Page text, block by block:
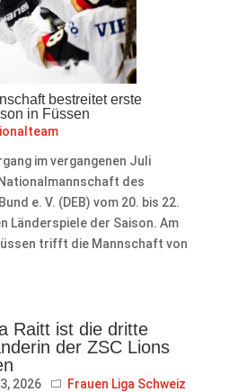
bestreitet erste
in Füssen
im vergangenen Juli
des
e. V. (DEB) vom 20. bis 22.
Länderspiele der Saison. Am
trifft die Mannschaft von
Raitt ist die dritte
der ZSC Lions
2026 Frauen Liga Schweiz